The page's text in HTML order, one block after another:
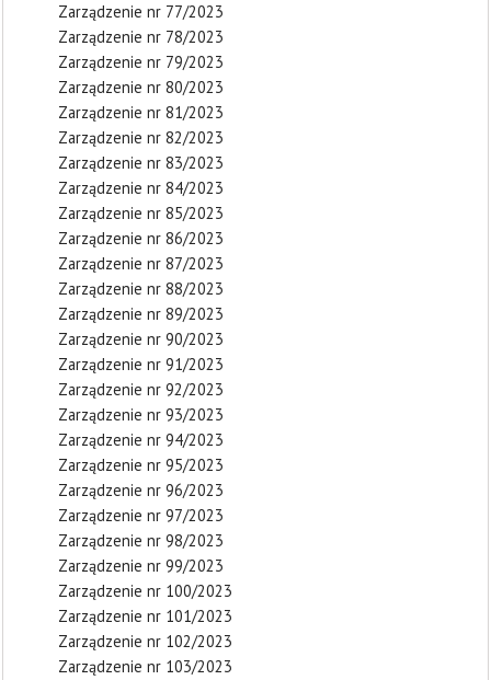
Zarządzenie nr 77/2023
Zarządzenie nr 78/2023
Zarządzenie nr 79/2023
Zarządzenie nr 80/2023
Zarządzenie nr 81/2023
Zarządzenie nr 82/2023
Zarządzenie nr 83/2023
Zarządzenie nr 84/2023
Zarządzenie nr 85/2023
Zarządzenie nr 86/2023
Zarządzenie nr 87/2023
Zarządzenie nr 88/2023
Zarządzenie nr 89/2023
Zarządzenie nr 90/2023
Zarządzenie nr 91/2023
Zarządzenie nr 92/2023
Zarządzenie nr 93/2023
Zarządzenie nr 94/2023
Zarządzenie nr 95/2023
Zarządzenie nr 96/2023
Zarządzenie nr 97/2023
Zarządzenie nr 98/2023
Zarządzenie nr 99/2023
Zarządzenie nr 100/2023
Zarządzenie nr 101/2023
Zarządzenie nr 102/2023
Zarządzenie nr 103/2023